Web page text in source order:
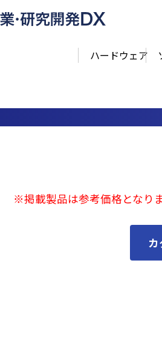
ハードウェア
※掲載製品は参考価格となり